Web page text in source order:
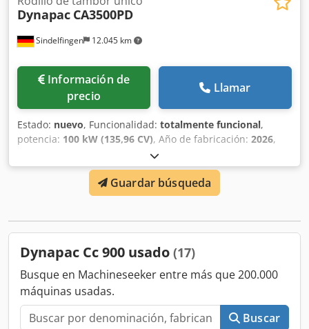
Sindelfingen 12.045 km
Dynapac CA3500PD
Información de
precio
Llamar
Estado: nuevo, Funcionalidad: totalmente funcional,
potencia: 100 kW (135,96 CV), Año de fabricación: 2026,
aire acondicionado, cabina, control de
tracción, * Máquina nueva * Apisonador de banda
Scharrfuß Credpfxjyu N Nvs Afdef * Sísmico * Motor
Cummins F3.8 (100 kW) * Peso operativo 13 t * Peso
Control de tracción/ECO * Aire acondicionado * ¡NUEVO!
Guardar búsqueda
Dynapac Cc 900 usado (17)
Busque en Machineseeker entre más que 200.000
máquinas usadas.
Buscar